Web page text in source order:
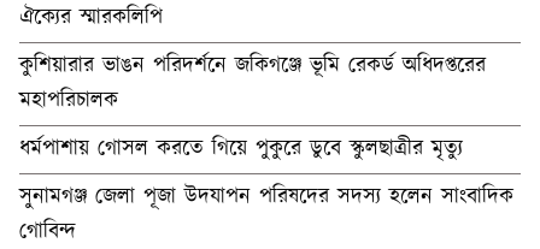
ঐক্যের স্মারকলিপি
কুশিয়ারার ভাঙন পরিদর্শনে জকিগঞ্জে ভূমি রেকর্ড অধিদপ্তরের
মহাপরিচালক
ধর্মপাশায় গোসল করতে গিয়ে পুকুরে ডুবে স্কুলছাত্রীর মৃত্যু
সুনামগঞ্জ জেলা পূজা উদযাপন পরিষদের সদস্য হলেন সাংবাদিক
গোবিন্দ